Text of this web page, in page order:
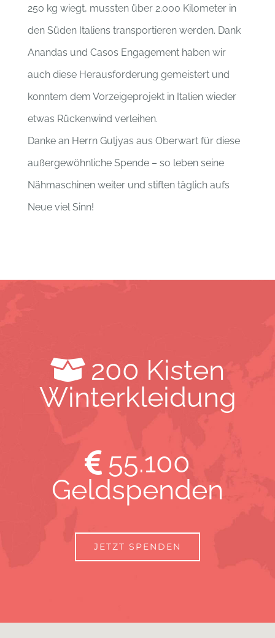
250 kg wiegt, mussten über 2.000 Kilometer in
den Süden Italiens transportieren werden. Dank
Anandas und Casos Engagement haben wir
auch diese Herausforderung gemeistert und
konntem dem Vorzeigeprojekt in Italien wieder
etwas Rückenwind verleihen.
Danke an Herrn Guljyas aus Oberwart für diese
außergewöhnliche Spende – so leben seine
Nähmaschinen weiter und stiften täglich aufs
Neue viel Sinn!
200 Kisten
Winterkleidung
55.100
Geldspenden
JETZT SPENDEN